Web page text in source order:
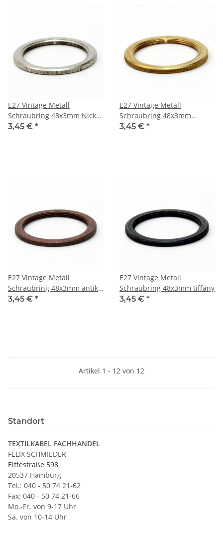
E27 Vintage Metall
Schraubring 48x3mm Nickel
matt
3,45 € *
E27 Vintage Metall
Schraubring 48x3mm
Messing roh
3,45 € *
E27 Vintage Metall
Schraubring 48x3mm antik
fume
3,45 € *
E27 Vintage Metall
Schraubring 48x3mm tiffany
3,45 € *
Artikel 1 - 12 von 12
Standort
TEXTILKABEL FACHHANDEL
FELIX SCHMIEDER
Eiffestraße 598
20537 Hamburg
Tel.: 040 - 50 74 21-62
Fax: 040 - 50 74 21-66
Mo.-Fr. von 9-17 Uhr
Sa. von 10-14 Uhr